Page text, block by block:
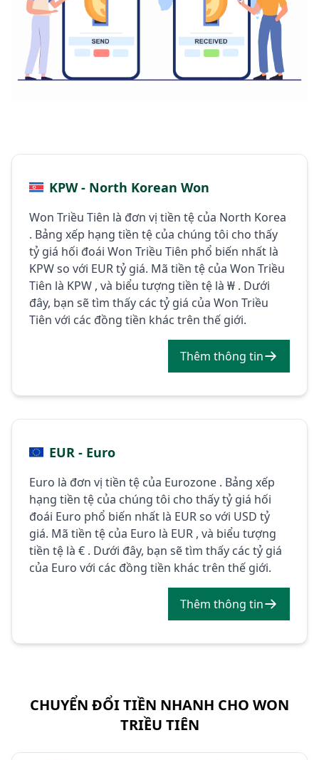
KPW - North Korean Won
Won Triều Tiên là đơn vị tiền tệ của North Korea
. Bảng xếp hạng tiền tệ của chúng tôi cho thấy
tỷ giá hối đoái Won Triều Tiên phổ biến nhất là
KPW so với EUR tỷ giá. Mã tiền tệ của Won Triều
Tiên là KPW , và biểu tượng tiền tệ là ₩ . Dưới
đây, bạn sẽ tìm thấy các tỷ giá của Won Triều
Tiên với các đồng tiền khác trên thế giới.
Thêm thông tin
EUR - Euro
Euro là đơn vị tiền tệ của Eurozone . Bảng xếp
hạng tiền tệ của chúng tôi cho thấy tỷ giá hối
đoái Euro phổ biến nhất là EUR so với USD tỷ
giá. Mã tiền tệ của Euro là EUR , và biểu tượng
tiền tệ là € . Dưới đây, bạn sẽ tìm thấy các tỷ giá
của Euro với các đồng tiền khác trên thế giới.
Thêm thông tin
CHUYỂN ĐỔI TIỀN NHANH CHO WON
TRIỀU TIÊN